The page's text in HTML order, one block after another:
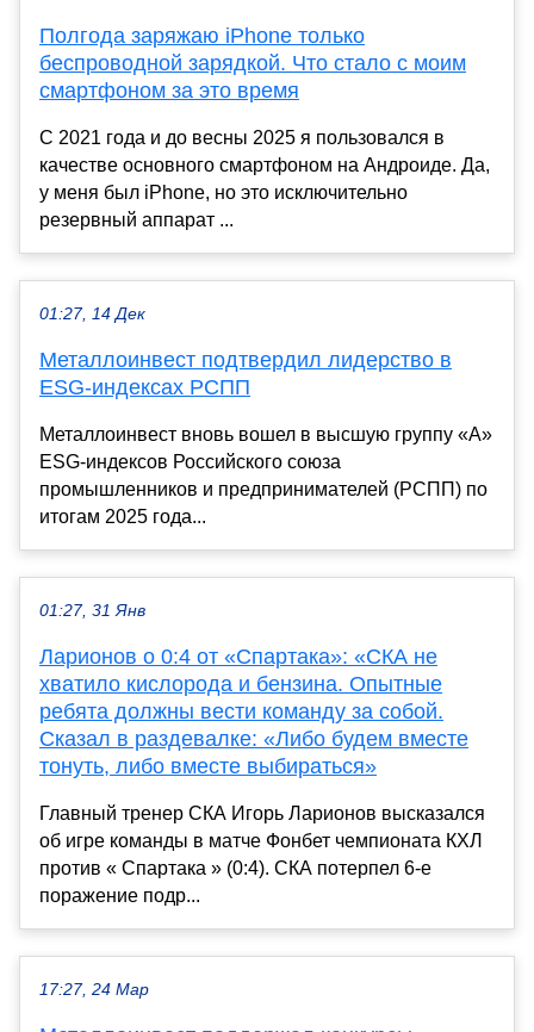
Полгода заряжаю iPhone только
беспроводной зарядкой. Что стало с моим
смартфоном за это время
С 2021 года и до весны 2025 я пользовался в
качестве основного смартфоном на Андроиде. Да,
у меня был iPhone, но это исключительно
резервный аппарат ...
01:27, 14 Дек
Металлоинвест подтвердил лидерство в
ESG-индексах РСПП
Металлоинвест вновь вошел в высшую группу «А»
ESG-индексов Российского союза
промышленников и предпринимателей (РСПП) по
итогам 2025 года...
01:27, 31 Янв
Ларионов о 0:4 от «Спартака»: «СКА не
хватило кислорода и бензина. Опытные
ребята должны вести команду за собой.
Сказал в раздевалке: «Либо будем вместе
тонуть, либо вместе выбираться»
Главный тренер СКА Игорь Ларионов высказался
об игре команды в матче Фонбет чемпионата КХЛ
против « Спартака » (0:4). СКА потерпел 6-е
поражение подр...
17:27, 24 Мар